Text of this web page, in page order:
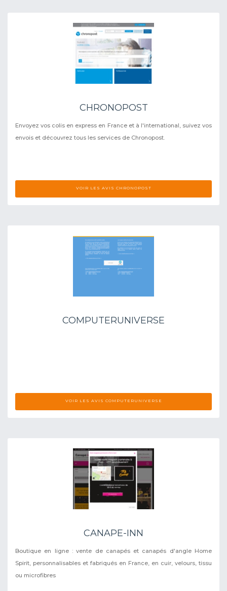
CHRONOPOST
Envoyez vos colis en express en France et à l'international, suivez vos
envois et découvrez tous les services de Chronopost.
VOIR LES AVIS CHRONOPOST
COMPUTERUNIVERSE
VOIR LES AVIS COMPUTERUNIVERSE
CANAPE-INN
Boutique en ligne : vente de canapés et canapés d'angle Home
Spirit, personnalisables et fabriqués en France, en cuir, velours, tissu
ou microfibres